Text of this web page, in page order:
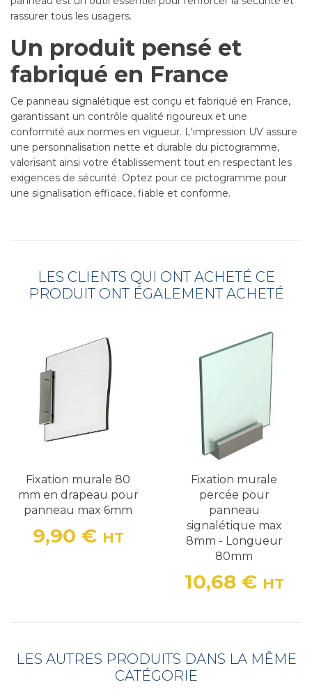
rassurer tous les usagers.
Un produit pensé et
fabriqué en France
Ce panneau signalétique est conçu et fabriqué en France,
garantissant un contrôle qualité rigoureux et une
conformité aux normes en vigueur. L'impression UV assure
une personnalisation nette et durable du pictogramme,
valorisant ainsi votre établissement tout en respectant les
exigences de sécurité. Optez pour ce pictogramme pour
une signalisation efficace, fiable et conforme.
LES CLIENTS QUI ONT ACHETÉ CE
PRODUIT ONT ÉGALEMENT ACHETÉ
Fixation murale 80
mm en drapeau pour
panneau max 6mm
Prix
9,90 € HT
Fixation murale
percée pour
panneau
signalétique max
8mm - Longueur
80mm
Prix
10,68 € HT
LES AUTRES PRODUITS DANS LA MÊME
CATÉGORIE